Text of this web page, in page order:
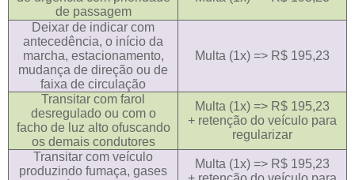
de passagem
Deixar de indicar com
antecedência, o início da
marcha, estacionamento,
mudança de direção ou de
faixa de circulação
Multa (1x) => R$ 195,23
Transitar com farol
desregulado ou com o
facho de luz alto ofuscando
os demais condutores
Multa (1x) => R$ 195,23
+ retenção do veículo para
regularizar
Transitar com veículo
produzindo fumaça, gases
Multa (1x) => R$ 195,23